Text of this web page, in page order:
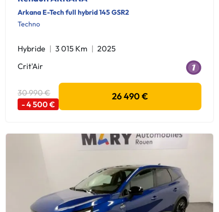
Arkana E-Tech full hybrid 145 GSR2
Techno
Hybride 3 015 Km
2025
Crit'Air
30 990 €
- 4 500 €
26 490 €